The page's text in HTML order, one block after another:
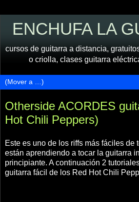
ENCHUFA LA
cursos de guitarra a distancia,
o criolla, clases guitarra
Otherside ACORDES
Hot Chili Peppers)
Este es uno de los riffs más fáciles de
están aprendiendo a tocar la guitarra
principiante. A continuación 2
guitarra fácil de los Red Hot Chili